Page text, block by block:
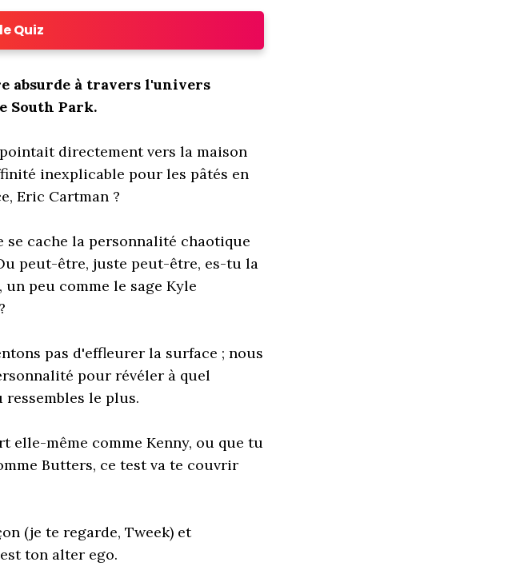
Quiz
absurde à travers l'univers
South Park.
directement vers la maison
inexplicable pour les pâtés en
Eric Cartman ?
cache la personnalité chaotique
peut-être, juste peut-être, es-tu la
peu comme le sage Kyle
pas d'effleurer la surface ; nous
pour révéler à quel
le plus.
elle-même comme Kenny, ou que tu
Butters, ce test va te couvrir
(je te regarde, Tweek) et
ton alter ego.